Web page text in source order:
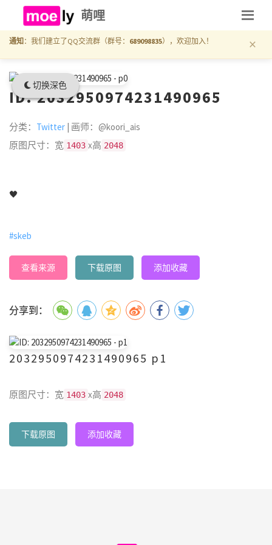
切换深色
萌哩
通知 ：我们建立了QQ交流群（群号： 689098835），欢迎加入！ ×
ID: 2032950974231490965
分类： Twitter | 画师：@koori_ais
原图尺寸：宽 1403 x高 2048
🖤
#skeb
查看来源 下载原图 添加收藏
分享到：
2032950974231490965 p1
原图尺寸：宽 1403 x高 2048
下载原图 添加收藏